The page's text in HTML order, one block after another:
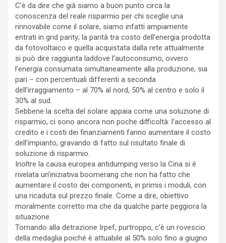
C’è da dire che già siamo a buon punto circa la
conoscenza del reale risparmio per chi sceglie una
rinnovabile come il solare, siamo infatti ampiamente
entrati in grid parity; la parità tra costo dell’energia prodotta
da fotovoltaico e quella acquistata dalla rete attualmente
si può dire raggiunta laddove l’autoconsumo, ovvero
l’energia consumata simultaneamente alla produzione, sia
pari – con percentuali differenti a seconda
dell’irraggiamento – al 70% al nord, 50% al centro e solo il
30% al sud.
Sebbene la scelta del solare appaia come una soluzione di
risparmio, ci sono ancora non poche difficoltà: l’accesso al
credito e i costi dei finanziamenti fanno aumentare il costo
dell’impianto, gravando di fatto sul risultato finale di
soluzione di risparmio.
Inoltre la causa europea antidumping verso la Cina si è
rivelata un’iniziativa boomerang che non ha fatto che
aumentare il costo dei componenti, in primis i moduli, con
una ricaduta sul prezzo finale. Come a dire, obiettivo
moralmente corretto ma che da qualche parte peggiora la
situazione.
Tornando alla detrazione Irpef, purtroppo, c’è un rovescio
della medaglia poiché è attuabile al 50% solo fino a giugno